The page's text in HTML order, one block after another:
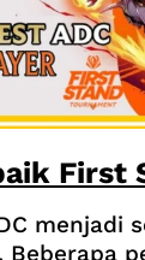
First
menjadi
Beberapa